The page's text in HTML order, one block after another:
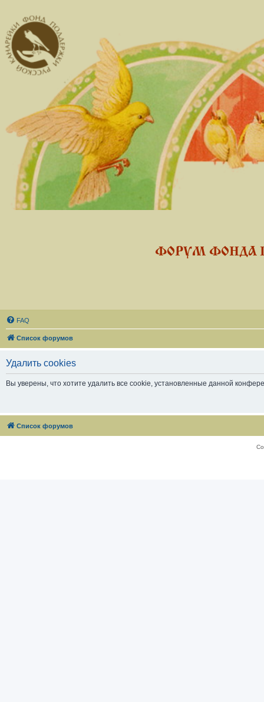
ФОРУМ ФОНДА
FAQ
Список форумов
Удалить cookies
Вы уверены, что хотите удалить все cookie, установленные данной
Список форумов